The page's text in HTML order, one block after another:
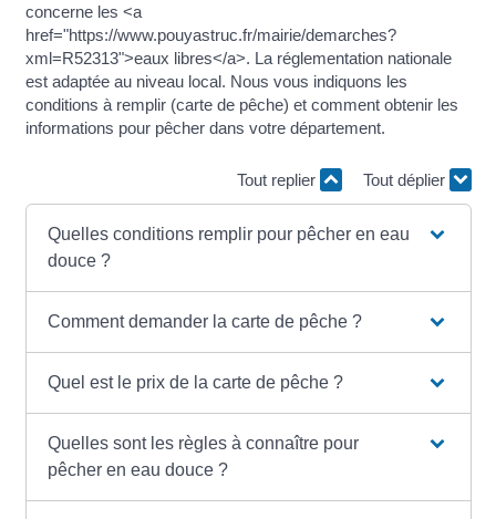
concerne les <a
href="https://www.pouyastruc.fr/mairie/demarches?
xml=R52313">eaux libres</a>. La réglementation nationale
est adaptée au niveau local. Nous vous indiquons les
conditions à remplir (carte de pêche) et comment obtenir les
informations pour pêcher dans votre département.
Tout replier Tout déplier
Quelles conditions remplir pour pêcher en eau
douce ?
Comment demander la carte de pêche ?
Quel est le prix de la carte de pêche ?
Quelles sont les règles à connaître pour
pêcher en eau douce ?